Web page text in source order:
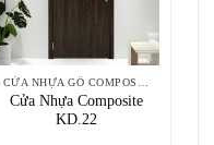
CỬA NHỰA GỖ COMPOSITE
Cửa Nhựa Composite
KD.22